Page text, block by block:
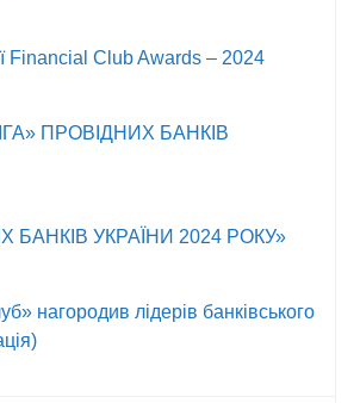
Fіnancial Сlub Awards – 2024
ПРОВІДНИХ БАНКІВ
БАНКІВ УКРАЇНИ 2024 РОКУ»
нагородив лідерів банківського